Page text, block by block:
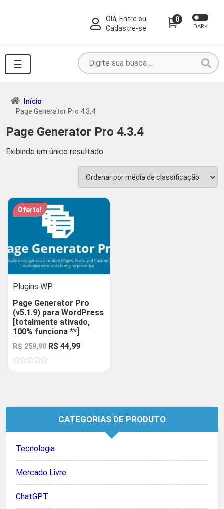
Olá, Entre ou
Cadastre-se
0
DARK
☰
Pesquise
por
produtos
...
Início
Page Generator Pro 4.3.4
Page Generator Pro 4.3.4
Exibindo um único resultado
Oferta!
Plugins WP
Page Generator Pro
(v5.1.9) para WordPress
[totalmente ativado,
100% funciona **]
R$259,90 O
original
R$ 44,99O
atual
CATEGORIAS DE PRODUTO
Tecnologia
Mercado Livre
ChatGPT